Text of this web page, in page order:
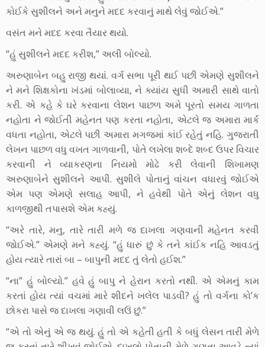
કોઈકે સુશીલને અને મનુને મદદ કરવાનું માથે લેવું જોઈએ.”
વસંત મને મદદ કરવા તૈયાર થયો.
“હું સુશીલને મદદ કરીશ,” અલી બોલ્યો.
અરુણાબેન બહુ રાજી થયાં. વર્ગ સભા પૂરી થઈ પછી એમણે સુશીલને
ને મને શિક્ષકોના ખંડમાં બોલાવ્યા, ને ક્યાંય સુધી અમારી સાથે વાતો
કરી. એ કહે કે ઘરે કરવાના લેશન પાછળ અમે પૂરતો સમય ગાળતા
નહોતા ને જોઈતી મહેનત પણ કરતા નહોતા, એટલે જ અમારા માર્ક
વધતા નહોતા, એટલે પછી અમારા મગજમાં કાંઈ રહેતું નહિ. ગુજરાતી
લેખન પાછળ વધુ વખત ગાળવાની, પોતે લખેલા શબ્દે શબ્દ ઉપર વિચાર
કરવાની ને વ્યાકરણના નિયમો મોઢે કરી લેવાની શિખામણ
અરુણાબેને સુશીલને આપી. સુશીલે પોતાનું વાંચન વધારવું જોઈએ
એમ પણ એમણે સલાહ આપી, ને હવેથી પોતે એનું લેશન વધુ
કાળજીથી તપાસશે એમ કહ્યું.
“અરે તારે, મનુ, તારે તારી મળે જ દાખલા ગણવાની મહેનત કરવી
જોઈએ.” એમણે મને કહ્યું. “હું ધારું છું કે તને કાંઈક નહિ આવડતું
હોય ત્યારે તારાં બા – બાપુની મદદ તું લેતો હઈશ.”
“ના” હું બોલ્યો.” હવે હું બાપુ ને હેરાન કરતો નથી. એ એમનું કામ
કરતાં હોય ત્યાં વચમાં મારે શીદને ખલેલ પાડવી? હું તો વર્ગના કો’ક
છોકરા પાસે જ દાખલા ગણાવી લઉં છું.”
“એ તો એનું એ જ થયું. હું તો એ કહેતી હતી કે બધું લેસન તારી મેળે